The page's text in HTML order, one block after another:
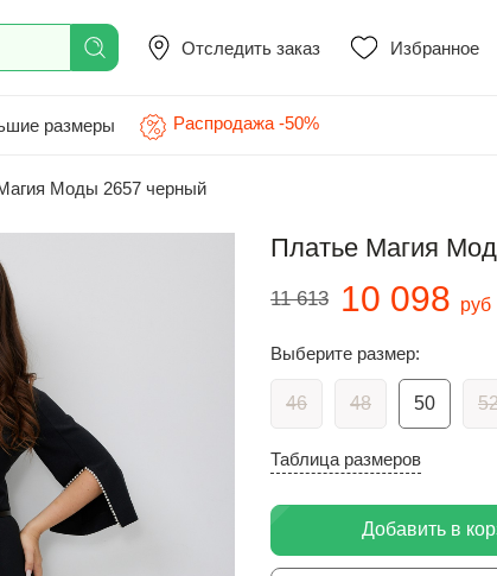
Отследить заказ Избранное
размеры Распродажа -50%
Моды 2657 черный
Платье Магия
11 613 10 098 руб
Выберите размер:
46 48 50
Таблица размеров
Добавить в